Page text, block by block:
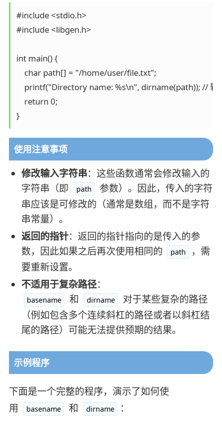
#include <stdio.h>
#include <libgen.h>
int main() {
    char path[] = "/home/user/file.txt";
printf("Directory name: %s\n", dirname(path)); //
    return 0;
}
使用注意事项
修改输入字符串：这些函数通常会修改输入的
字符串（即
path
参数）。因此，传入的字符
串应该是可修改的（通常是数组，而不是字符
串常量）。
返回的指针：返回的指针指向的是传入的参
数，因此如果之后再次使用相同的
path
，需
要重新设置。
不适用于复杂路径：
basename 和 dirname
对于某些复杂的路径
（例如包含多个连续斜杠的路径或者以斜杠结
尾的路径）可能无法提供预期的结果。
示例程序
下面是一个完整的程序，演示了如何使
用
basename 和 dirname ：